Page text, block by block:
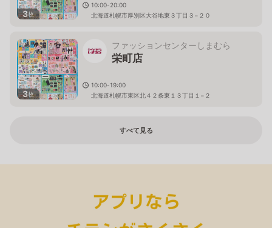
3枚
10:00-20:00
北海道札幌市厚別区大谷地東３丁目３−２０
3枚
ファッションセンターしまむら
栄町店
10:00-19:00
北海道札幌市東区北４２条東１３丁目１−２
すべて見る